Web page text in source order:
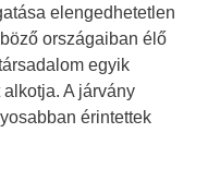
elengedhetetlen
országaiban élő
egyik
A járvány
érintettek